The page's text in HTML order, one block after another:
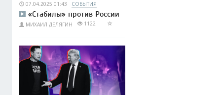
07.04.2025 01:43 СОБЫТИЯ
«Стабилы» против России
МИХАИЛ ДЕЛЯГИН 1122